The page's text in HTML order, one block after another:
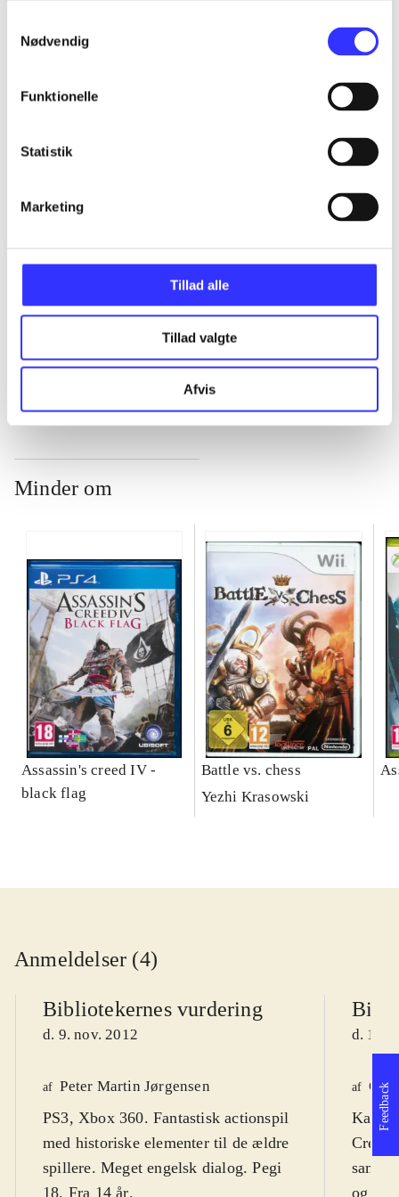
Nødvendig
Funktionelle
Statistik
Marketing
Tillad alle
Tillad valgte
Afvis
Assassin's creed - birth of new world - the
American saga
Gå til serien
Assassin's creed III
Minder om
Assassin's creed IV -
black flag
Battle vs. chess
Yezhi Krasowski
Anmeldelser (4)
Bibliotekernes vurdering
d. 9. nov. 2012
af Peter Martin Jørgensen
PS3, Xbox 360. Fantastisk actionspil
med historiske elementer til de ældre
spillere. Meget engelsk dialog. Pegi
18. Fra 14 år.
d. 16.
af Ole
Kan
og
Feedback